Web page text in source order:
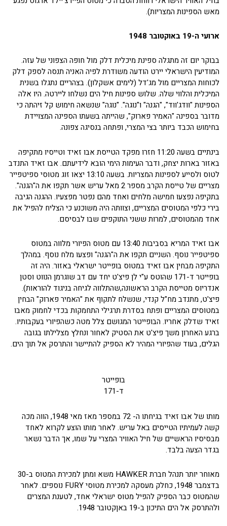
מאש הספינות המצריות).
ארועי ה-19 באוקטובר 1948
בבוקר יום זה מתגלה ספינת מיכלית דלק מול חופה הצפוני של עזה.
המודיעין הישראלי יירט הודעה משודרת לפיה האניה תנסה לספק דלק
לכוחות המצריים מול מג'דל (לימים אשקלון). בצהריים נתגלו בשנית
המיכלית והלווי שלה. שלוש ספינות חיל הים נשלחו ליירטה. היו אלה
הספינות "וודג'ווד", "הגנה" ו"נוגה". "נוגה" שנשאה חימוש קל זיהתה כי
מדובר בספינה "האמיר פארוק", שהייתה בשעתו הספינה המצויידת
בחימוש הכבד ביותר בצי המצרי, ופתחה בנסיגה צפונה.
בינתיים בשעה 11:20 חזרו מפקד הטייסת אבו זאיד וטייסיו מתקיפה
באזור בארות יצחק, ודבר העימות הימי הובא לידיעתם. אבו זאיד התנדב
לטוס ולסייע לספינות המצריות. בשעה 13:10 יצאו זוג מטוסי ספיטפייר
מצריים של טייסת הקרב מספר 2 מאל עריש אשר תקפו את ה"הגנה".
בתקיפה נפצעו חמישה מלחים ואחד מהם נפטר מפצעיו. ההגנה הגיבה
בירי כלפי המטוסים המצריים, וצוותה היה משוכנע כי הצליח להפיל את
אחד מהמטוסים, למרות ששני התוקפים שבו לבסיסם.
אבו זאיד המריא בסביבות 13:40 עם מטוס הפיורי מלווה במטוס
ספיטפייר נוסף. השניים תקפו את ה"הגנה" ופצעו מלח נוסף. במהלך
התקיפה מבחין אבו זאיד במטוס בופייטר ישראלי באזור. היה זה
בופייטר ד-171 שהוטס ע"י לן פיצ'ט יחד עם דב שוגרמן הנווט וסטן
אנדריוס מטייסת הקרב הראשונה,שהתלווה לגיחה בניגוד להוראות).
פיצ'ט, מתנדב מח"ל קנדי, שנשלח לתקוף את "האמיר פארוק" הבחין
במטוסים המצריים ופתח בסדרת תרגילי התחמקות בכדי לחמוק מאבו
זאיד שדלק אחריו. הבופייטר המגושם צלל מטה כשהפיורי בעקבותיו.
ברגע האחרון משך פיצ'ט את הסטיק לאחור ונחלץ מצלילתו בגובה
הגלים, בעוד שהפיורי המהיר לא הספיק להתיישר והתרסק אל תוך הים.
בופייטר
ד-171
מותו של אבו זאיד בגיחתו ה- 72 במספר מאז מאי 1948, הווה מכה
קשה לעמיתיו הטייסים באל עריש. לאחר מותו הוצע לקרוא לאחד
מבסיסיו הראשיים של חיל האוויר המצרי על שמו, אך הדבר נשאר
בגדר הצעה בלבד.
מאוחר יותר תנהל חברת HAWKER משא ומתן למכירת המטוס ב-30
בדצמבר 1948, כחלק מעסקה למכירת מטוסי FURY נוספים. לאחר
שהמטוס כבר הספיק להפיל מטוס ישראלי אחד, לטענת המצרים
ולהתרסק אל הים התיכון ב-19 באןקטובר 1948.